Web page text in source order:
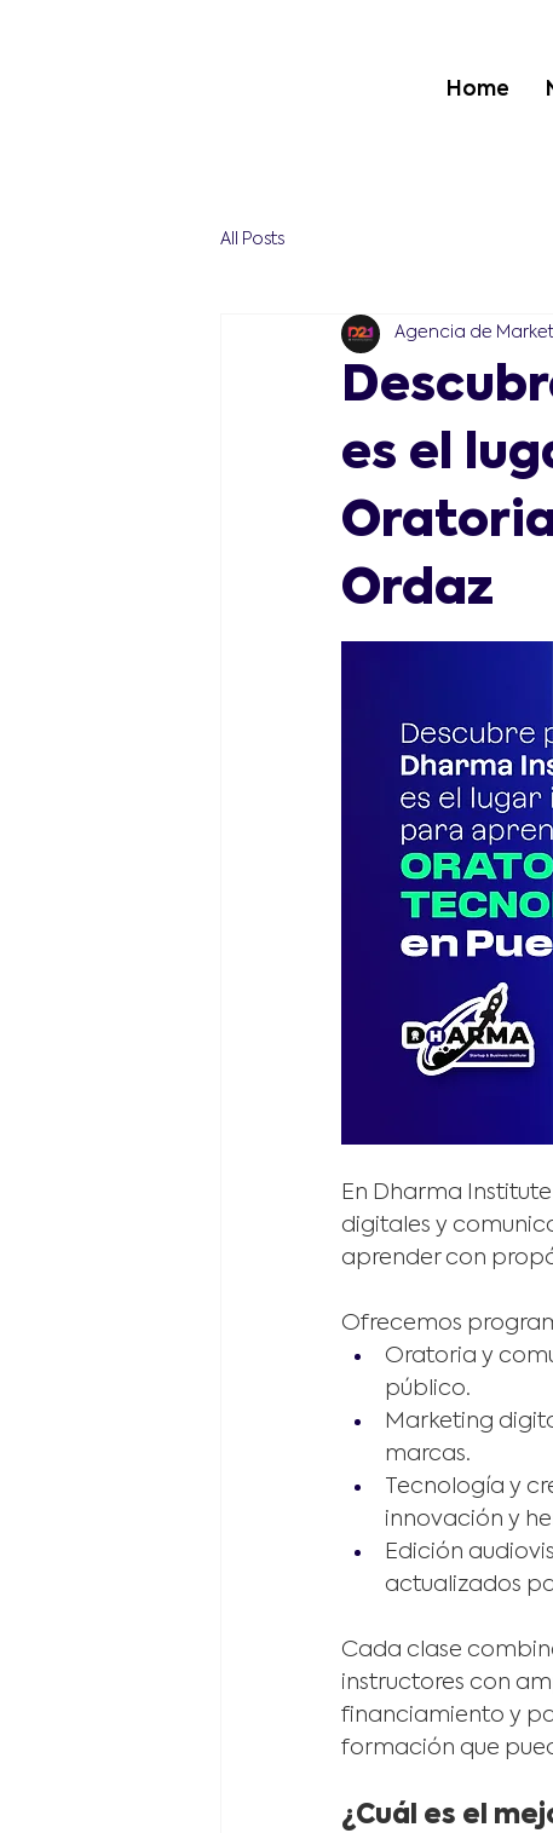
Home
All Posts
es el
Ordaz
Agencia de
En Dharma
digitales y
aprender con
Ofrecemos
Oratoria y
público.
Marketing
marcas.
Tecnología y
innovación y
Edición
actualizados
Cada clase
instructores con
financiamiento y
formación que
¿Cuál es el